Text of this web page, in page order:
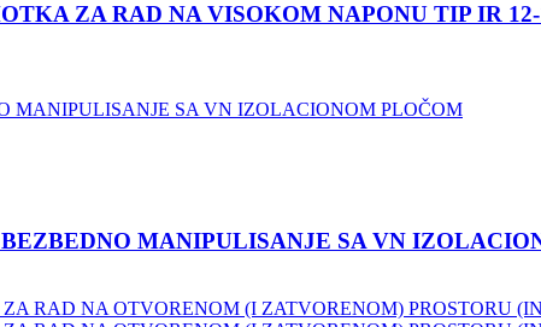
ZA RAD NA VISOKOM NAPONU TIP IR
MANIPULISANJE SA VN